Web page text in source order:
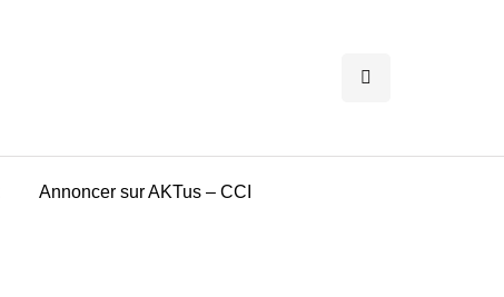
Annoncer sur AKTus – CCI